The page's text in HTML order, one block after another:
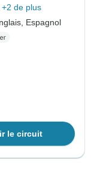
+2 de plus
Espagnol
le circuit